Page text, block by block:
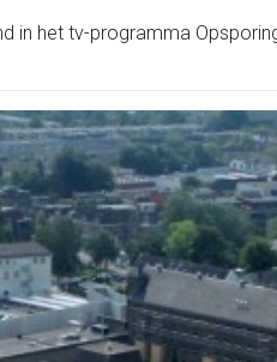
in het tv-programma